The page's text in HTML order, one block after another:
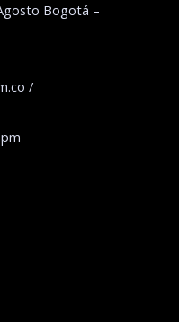
Bogotá –
/